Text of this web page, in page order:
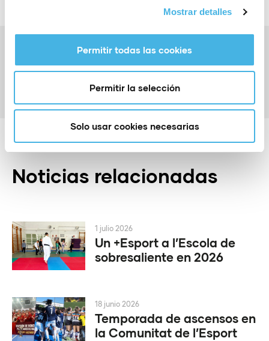
Mostrar detalles
Permitir todas las cookies
Permitir la selección
Solo usar cookies necesarias
España de La Nucía
Noticias relacionadas
Un +Esport a l’Escola de
sobresaliente en 2026
1 julio 2026
Temporada de ascensos en
la Comunitat de l’Esport
18 junio 2026